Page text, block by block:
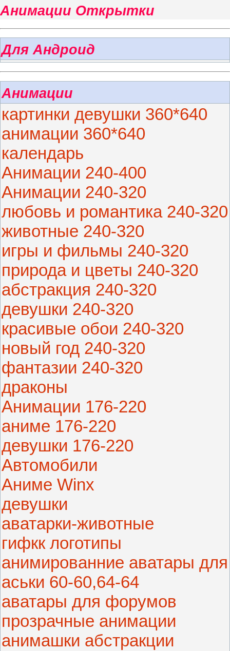
Анимации Открытки
Для Андроид
Анимации
картинки девушки 360*640
анимации 360*640
календарь
Анимации 240-400
Анимации 240-320
любовь и романтика 240-320
животные 240-320
игры и фильмы 240-320
природа и цветы 240-320
абстракция 240-320
девушки 240-320
красивые обои 240-320
новый год 240-320
фантазии 240-320
драконы
Анимации 176-220
аниме 176-220
девушки 176-220
Автомобили
Аниме Winx
девушки
аватарки-животные
гифкк логотипы
анимированние аватары для
аськи 60-60,64-64
аватары для форумов
прозрачные анимации
анимашки абстракции